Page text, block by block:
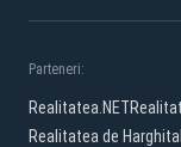
Parteneri:
Realitatea.NET
Realitatea de Harghita